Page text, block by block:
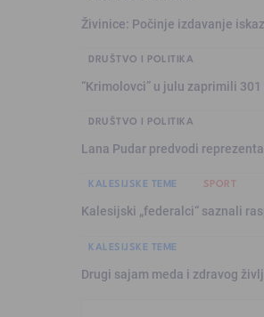
Živinice: Počinje izdavanje
DRUŠTVO I POLITIKA
“Krimolovci” u julu zaprimili
DRUŠTVO I POLITIKA
Lana Pudar predvodi
KALESIJSKE TEME SPORT
Kalesijski „federalci“ saznali
KALESIJSKE TEME
Drugi sajam meda i zdravog